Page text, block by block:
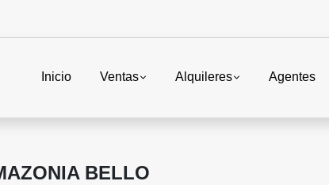
Inicio Ventas Alquileres Agentes
BELLO